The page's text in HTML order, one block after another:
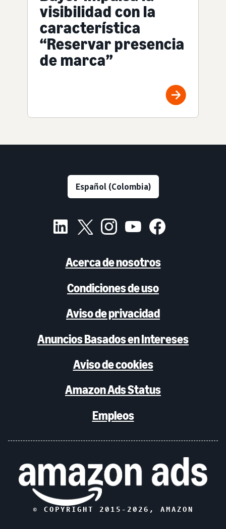
visibilidad con la
característica
“Reservar presencia
de marca”
Acerca de nosotros
Condiciones de uso
Aviso de privacidad
Anuncios Basados en Intereses
Aviso de cookies
Amazon Ads Status
Empleos
© COPYRIGHT 2015- 2026 , AMAZON